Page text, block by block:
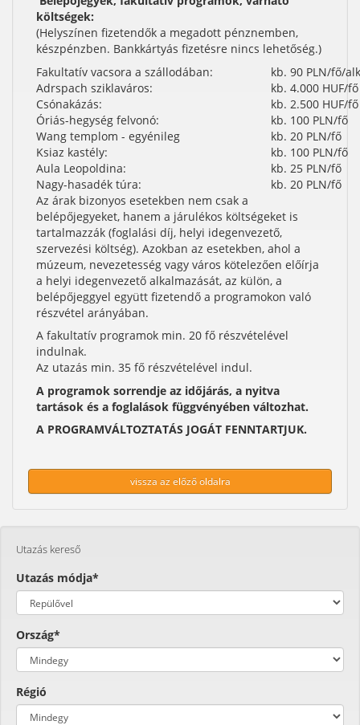
költségek:
(Helyszínen fizetendők a megadott pénznemben,
készpénzben. Bankkártyás fizetésre nincs lehetőség.)
Fakultatív vacsora a szállodában:
kb. 90 PLN/fő/
Adrspach sziklaváros:
kb. 4.000 HUF/fő
Csónakázás:
kb. 2.500 HUF/fő
Óriás-hegység felvonó:
kb. 100 PLN/fő
Wang templom - egyénileg
kb. 20 PLN/fő
Ksiaz kastély:
kb. 100 PLN/fő
Aula Leopoldina:
kb. 25 PLN/fő
Nagy-hasadék túra:
kb. 20 PLN/fő
Az árak bizonyos esetekben nem csak a
belépőjegyeket, hanem a járulékos költségeket is
tartalmazzák (foglalási díj, helyi idegenvezető,
szervezési költség). Azokban az esetekben, ahol a
múzeum, nevezetesség vagy város kötelezően előírja
a helyi idegenvezető alkalmazását, az külön, a
belépőjeggyel együtt fizetendő a programokon való
részvétel arányában.
A fakultatív programok min. 20 fő részvételével
indulnak.
Az utazás min. 35 fő részvételével indul.
A programok sorrendje az időjárás, a nyitva
tartások és a foglalások függvényében változhat.
A PROGRAMVÁLTOZTATÁS JOGÁT FENNTARTJUK.
vissza az előző oldalra
Utazás kereső
Utazás módja*
Ország*
Régió